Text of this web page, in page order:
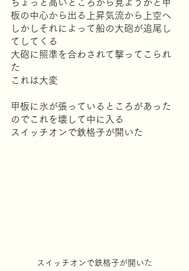
ちょっと高いところから見ようかと甲
板の中心から出る上昇気流から上空へ
しかしそれによって船の大砲が追尾し
てしてくる
大砲に照準を合わされて撃ってこられ
た
これは大変
甲板に氷が張っているところがあった
のでこれを壊して中に入る
スイッチオンで鉄格子が開いた
スイッチオンで鉄格子が開いた